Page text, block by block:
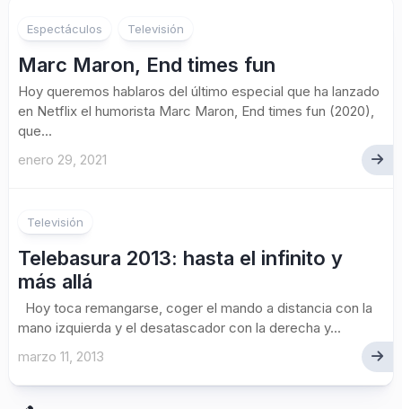
Espectáculos Televisión
Marc Maron, End times fun
Hoy queremos hablaros del último especial que ha lanzado
en Netflix el humorista Marc Maron, End times fun (2020),
que...
enero 29, 2021
Televisión
Telebasura 2013: hasta el infinito y
más allá
Hoy toca remangarse, coger el mando a distancia con la
mano izquierda y el desatascador con la derecha y...
marzo 11, 2013